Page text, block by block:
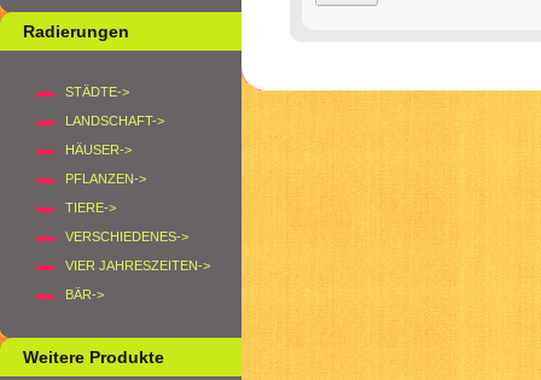
Radierungen
STÄDTE->
LANDSCHAFT->
HÄUSER->
PFLANZEN->
TIERE->
VERSCHIEDENES->
VIER JAHRESZEITEN->
BÄR->
Weitere Produkte